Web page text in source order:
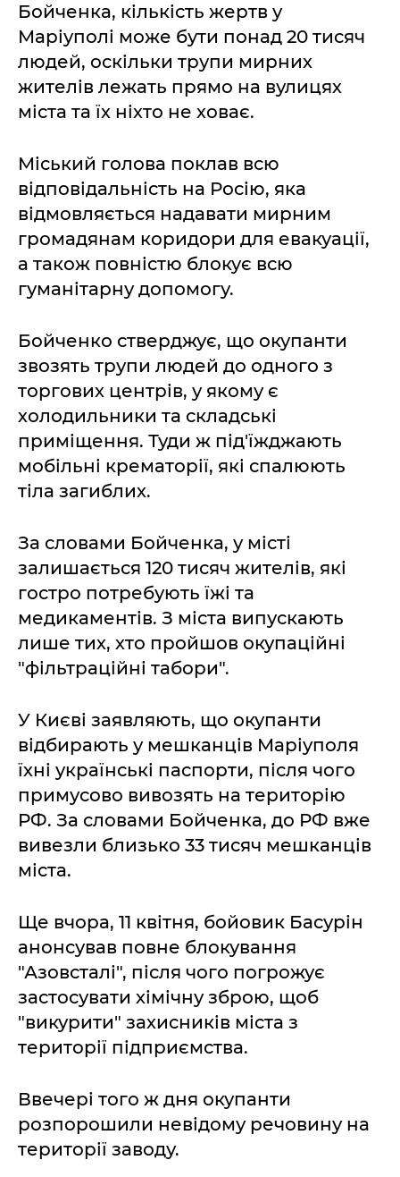
Бойченка, кількість жертв у
Маріуполі може бути понад 20 тисяч
людей, оскільки трупи мирних
жителів лежать прямо на вулицях
міста та їх ніхто не ховає.
Міський голова поклав всю
відповідальність на Росію, яка
відмовляється надавати мирним
громадянам коридори для евакуації,
а також повністю блокує всю
гуманітарну допомогу.
Бойченко стверджує, що окупанти
звозять трупи людей до одного з
торгових центрів, у якому є
холодильники та складські
приміщення. Туди ж під'їжджають
мобільні крематорії, які спалюють
тіла загиблих.
За словами Бойченка, у місті
залишається 120 тисяч жителів, які
гостро потребують їжі та
медикаментів. З міста випускають
лише тих, хто пройшов окупаційні
"фільтраційні табори".
У Києві заявляють, що окупанти
відбирають у мешканців Маріуполя
їхні українські паспорти, після чого
примусово вивозять на територію
РФ. За словами Бойченка, до РФ вже
вивезли близько 33 тисяч мешканців
міста.
Ще вчора, 11 квітня, бойовик Басурін
анонсував повне блокування
"Азовсталі", після чого погрожує
застосувати хімічну зброю, щоб
"викурити" захисників міста з
території підприємства.
Ввечері того ж дня окупанти
розпорошили невідому речовину на
території заводу.